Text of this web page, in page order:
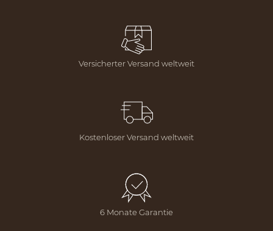
Versicherter Versand weltweit
Kostenloser Versand weltweit
6 Monate Garantie